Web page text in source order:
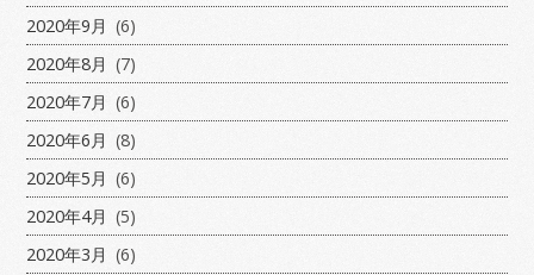
2020年9月 (6)
2020年8月 (7)
2020年7月 (6)
2020年6月 (8)
2020年5月 (6)
2020年4月 (5)
2020年3月 (6)